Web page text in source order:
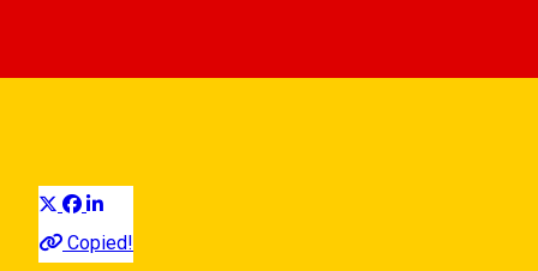
Copied!
Primăria Sibiu intenționează să eficientizeze gestionarea
parcărilor publice din oraș și să planifice inteligent